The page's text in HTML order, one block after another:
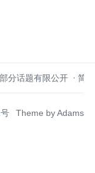
部分话题有限公开 简
Theme byAdams